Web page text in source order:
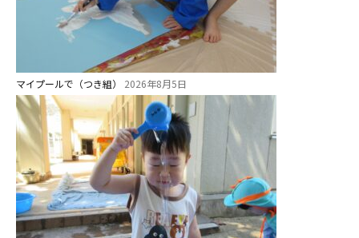
マイプールで（つき組） 2026年8月5日
美⽊多チコス
美⽊多チコスについて
美⽊多チコスブログ
未就園児クラス
0歳親子登園［マカロンクラス ]
1歳・2歳親子登園［マリポサクラ
ス ]
2歳児ひとり登園［ゆず組 ]